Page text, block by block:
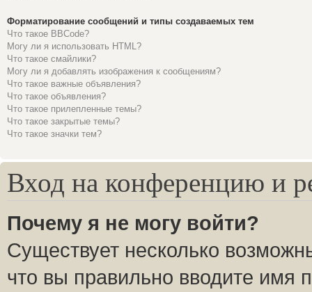
Форматирование сообщений и типы создаваемых тем
Что такое BBCode?
Могу ли я использовать HTML?
Что такое смайлики?
Могу ли я добавлять изображения к сообщениям?
Что такое важные объявления?
Что такое объявления?
Что такое прилепленные темы?
Что такое закрытые темы?
Что такое значки тем?
Вход на конференцию и
Почему я не могу войти?
Существует несколько
что вы правильно вводите имя